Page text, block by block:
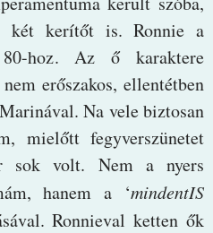
két kerítőt is. Ronnie a
hoz. Az ő karaktere
erőszakos, ellentétben
Na vele biztosan
mielőtt fegyverszünetet
sok volt. Nem a nyers
hanem a ‘mindentIS
Ronnieval ketten ők